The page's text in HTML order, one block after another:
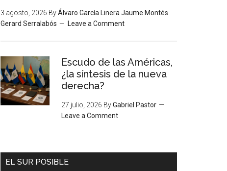
3 agosto, 2026 ByÁlvaro García Linera Jaume Montés
Gerard Serralabós
Leave a Comment
Escudo de las Américas,
¿la síntesis de la nueva
derecha?
27 julio, 2026 ByGabriel Pastor
Leave a Comment
EL SUR POSIBLE